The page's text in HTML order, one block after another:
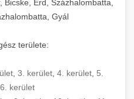
Érd, Százhalombatta,
Gyál
területe:
3. kerület 4. kerület 5.
6. kerület